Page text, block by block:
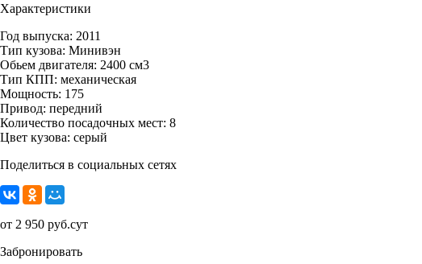
Характеристики
Год выпуска: 2011
Тип кузова: Минивэн
Обьем двигателя: 2400 см3
Тип КПП: механическая
Мощность: 175
Привод: передний
Количество посадочных мест: 8
Цвет кузова: серый
Поделиться в социальных сетях
от 2 950 руб.сут
Забронировать